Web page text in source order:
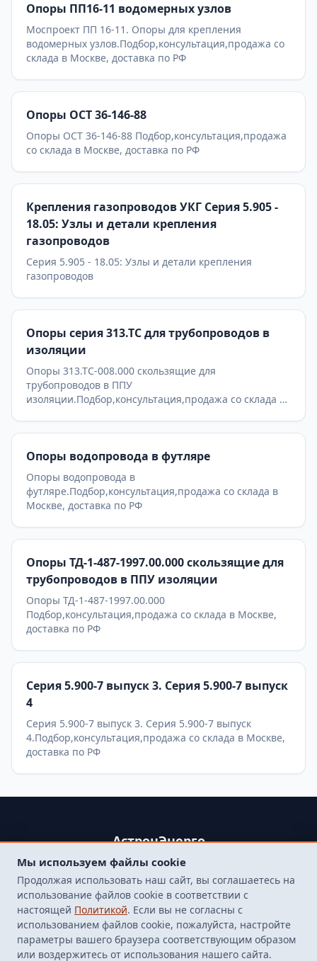
Опоры ПП16-11 водомерных узлов
Моспроект ПП 16-11. Опоры для крепления
водомерных узлов.Подбор,консультация,продажа со
склада в Москве, доставка по РФ
Опоры ОСТ 36-146-88
Опоры ОСТ 36-146-88 Подбор,консультация,продажа
со склада в Москве, доставка по РФ
Крепления газопроводов УКГ Серия 5.905 -
18.05: Узлы и детали крепления
газопроводов
Серия 5.905 - 18.05: Узлы и детали крепления
газопроводов
Опоры серия 313.ТС для трубопроводов в
изоляции
Опоры 313.ТС-008.000 скользящие для
трубопроводов в ППУ
изоляции.Подбор,консультация,продажа со склада в
Опоры водопровода в футляре
Опоры водопровода в
футляре.Подбор,консультация,продажа со склада в
Москве, доставка по РФ
Опоры ТД-1-487-1997.00.000 скользящие для
трубопроводов в ППУ изоляции
Опоры ТД-1-487-1997.00.000
Подбор,консультация,продажа со склада в Москве,
доставка по РФ
Серия 5.900-7 выпуск 3. Серия 5.900-7 выпуск
4
Серия 5.900-7 выпуск 3. Серия 5.900-7 выпуск
4.Подбор,консультация,продажа со склада в Москве,
доставка по РФ
АстронЭнерго
+79250499357 , +74998417015
107564, г. Москва, пр-д Погонный, д. 1 к. 9, помещение 10Н.
Бесплатная доставка до терминала транспортной
компанией в Москве
finarm98@mail.ru
Мы используем файлы cookie
Продолжая использовать наш сайт, вы соглашаетесь на
использование файлов cookie в соответствии с
настоящей Политикой. Если вы не согласны с
использованием файлов cookie, пожалуйста, настройте
параметры вашего браузера соответствующим образом
или воздержитесь от использования нашего сайта.